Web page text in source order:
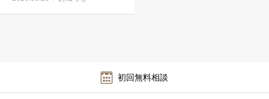
初回無料相談